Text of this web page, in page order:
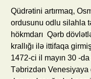
Qüdrətini artırmaq,
ordusunu odlu silahla
hökmdarı Qərb
krallığı ilə ittifaqa
1472-ci il mayın 30 -
Təbrizdən Venesiyaya